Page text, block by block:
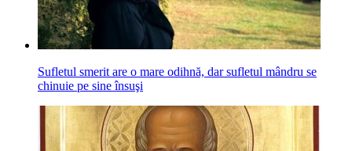
Sufletul smerit are o mare odihnă, dar sufletul mândru se
chinuie pe sine însuşi